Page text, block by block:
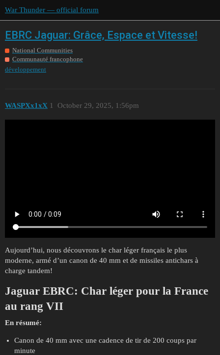
War Thunder — official forum
EBRC Jaguar: Grâce, Espace et Vitesse!
National Communities
Communauté francophone
développement
WASPXx1xX October 29, 2025, 1:56pm
1
Aujourd’hui, nous découvrons le char léger français le plus
moderne, armé d’un canon de 40 mm et de missiles antichars à
charge tandem!
Jaguar EBRC: Char léger pour la France
au rang VII
En résumé:
Canon de 40 mm avec une cadence de tir de 200 coups par
minute